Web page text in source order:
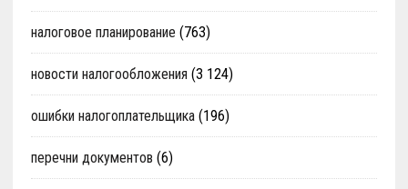
налоговое планирование (763)
новости налогообложения (3 124)
ошибки налогоплательщика(196)
перечни документов (6)